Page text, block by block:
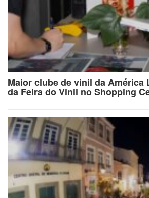
Maior clube de vinil da América
da Feira do Vinil no Shopping